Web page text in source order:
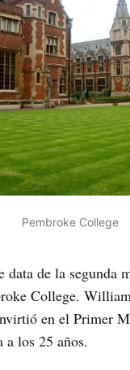
Pembroke College
data de la segunda
College.
en el Primer
a los 25 años.